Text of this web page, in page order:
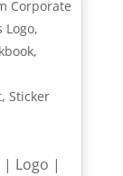
| Logo |